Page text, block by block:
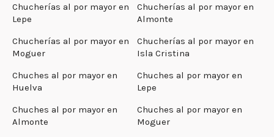
Chucherías al por mayor en
Lepe
Chucherías al por mayor en
Almonte
Chucherías al por mayor en
Moguer
Chucherías al por mayor en
Isla Cristina
Chuches al por mayor en
Huelva
Chuches al por mayor en
Lepe
Chuches al por mayor en
Almonte
Chuches al por mayor en
Moguer